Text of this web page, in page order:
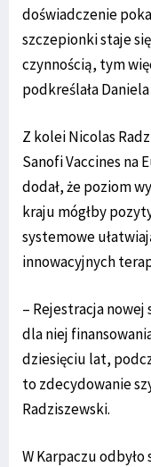
doświadczenie
szczepionki staje
czynnością, tym
podkreślała
Z kolei Nicolas
Sanofi Vaccines na
dodał, że poziom
kraju mógłby
systemowe
innowacyjnych
– Rejestracja nowej
dla niej
dziesięciu lat,
to zdecydowanie
Radziszewski.
W Karpaczu